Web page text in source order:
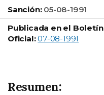
Sanción: 05-08-1991
Publicada en el Boletín
Oficial: 07-08-1991
Resumen: